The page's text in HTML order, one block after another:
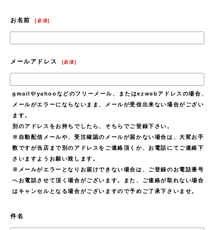
お名前 [必須]
メールアドレス [必須 ]
gmailやyahooなどのフリーメール、またはezwebアドレスの場合、
メールがエラーにならないまま、メールが受信出来ない場合がござい
ます。
別のアドレスをお持ちでしたら、そちらでご登録下さい。
※自動配信メールや、受注確認のメールが届かない場合は、大変お手
数ですが当店まで別のアドレスをご連絡頂くか、お電話にてご連絡下
さいますようお願い致します。
※メールがエラーとなりお届けできない場合は、ご登録のお電話番号
へお電話させて頂く場合がございます。また、ご連絡が取れない場合
はキャンセルとなる場合がございますので予めご了承下さいませ。
件名